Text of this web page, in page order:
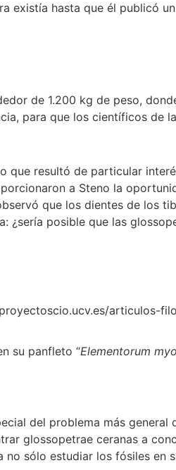
existía hasta que él publicó
de 1.200 kg de peso,
para que los científicos de
que resultó de particular
a Steno la
que los dientes de los
¿sería posible que las
articulos-
su panfleto “Elementorum
del problema más general
glossopetrae ceranas a
sólo estudiar los fósiles en